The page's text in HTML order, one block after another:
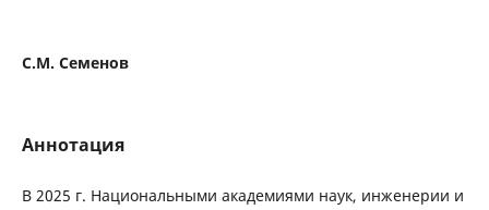
С.М. Семенов
Аннотация
В 2025 г. Национальными академиями наук, инженерии и